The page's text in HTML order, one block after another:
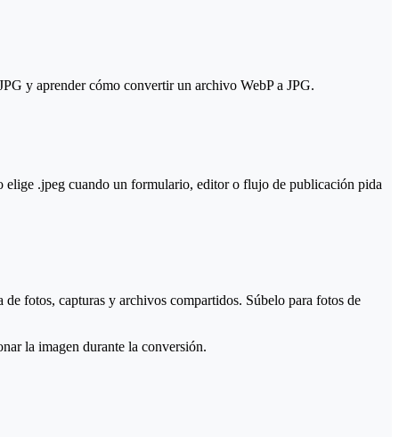
y aprender cómo convertir un archivo WebP a JPG.
elige .jpeg cuando un formulario, editor o flujo de publicación pida
fotos, capturas y archivos compartidos. Súbelo para fotos de
la imagen durante la conversión.